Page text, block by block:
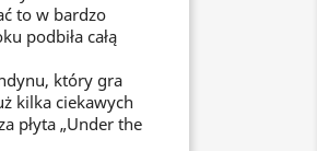
to w bardzo
podbiła całą
który gra
kilka ciekawych
płyta „Under the